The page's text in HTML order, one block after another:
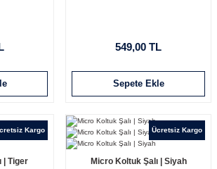
549,00 TL
Sepete Ekle
Kargo
| Tiger
Ücretsiz Kargo
Micro Koltuk Şalı | Siyah